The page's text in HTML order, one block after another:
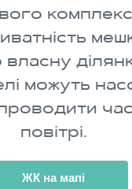
можуть
час
повітрі.
ЖК на мапі